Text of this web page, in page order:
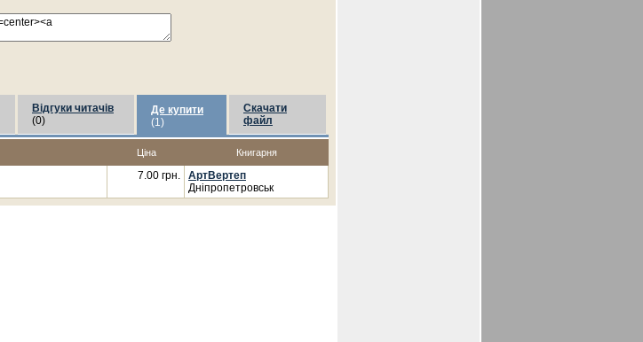
Відгуки читачів
(0)
Де купити
(1)
Скачати
файл
Ціна Книгарня
7.00 грн.
АртВертеп
Дніпропетровськ